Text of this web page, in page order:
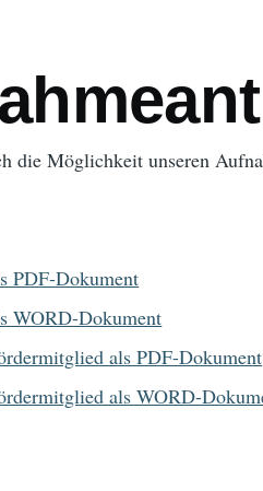
die Möglichkeit unseren
PDF-Dokument
WORD-Dokument
als PDF-Dokument
als WORD-